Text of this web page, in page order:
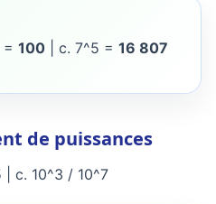
= 100 | c. 7^5 = 16 807
de puissances
c. 10^3 / 10^7